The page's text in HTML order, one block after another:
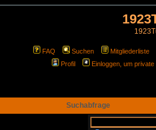
FAQ Suchen Mitgliederliste
Profil
Einloggen, um
Suchabfrage